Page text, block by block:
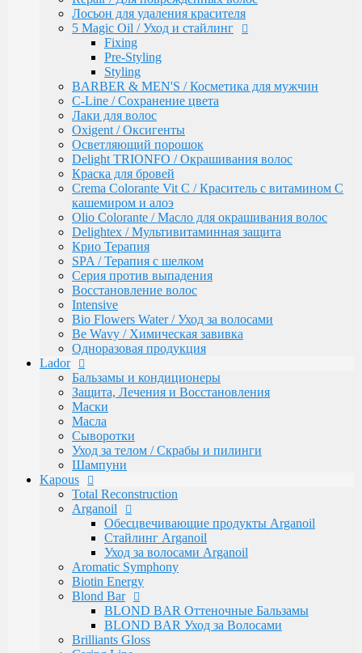
Горячие воски
Гелевый воск в гранулах
Гелевый воски в картриджах
Жирорастворимый Воск в Банке
Жирорастворимый воск в картриджах
Сахарная паста Kapous Professional
Уход до и после депиляции
Kapous Аксессуары и инструменты
Одноразовая продукция Kapous
Брашинги, Расчески, Щетки
Для окрашивания и завивки
Зажимы
Ножницы
Перчатки
Пластмассовые насос-дозаторы
Сумки, саквояжи
Одежда, Фартуки, пеньюары
Фены
Life Color Оттеночные средства
Luxe Care
Macadamia Oil
Magic Keratin
Magic Keratin Стайлинг
Средства для долговременной завивки
Milk Line
Oliva and Avocado
Profilactic
Smooth and Curly
Treatment Лечебная
Ylang Ylang
Окрашивание Kapous
Обесцвечивающие и специальные продукты
Окислительная Эмульсия "ActiOx"
Окрашивание Hyaluronic Acid
Окрашивание Studio
Окрашивание бровей и ресниц
Прямые пигменты Rainbow
Стайлинг Kapous
Уход за волосами HYALURONIC ACID
Уход за волосами PROFESSIONAL
Средства для химической завивки волос
Краски для бровей и ресниц
Лосьон для удаления красителя
5 Magic Oil / Уход и стайлинг
Fixing
Pre-Styling
Styling
BARBER & MEN'S / Косметика для мужчин
C-Line / Сохранение цвета
Лаки для волос
Oxigent / Оксигенты
Осветляющий порошок
Delight TRIONFO / Окрашивания волос
Краска для бровей
Crema Colorante Vit C / Краситель с витамином С
кашемиром и алоэ
Olio Colorante / Масло для окрашивания волос
Delightex / Мультивитаминная защита
Крио Терапия
SPA / Терапия с шелком
Серия против выпадения
Восстановление волос
Intensive
Bio Flowers Water / Уход за волосами
Be Wavy / Химическая завивка
Одноразовая продукция
Lador
Бальзамы и кондиционеры
Защита, Лечения и Восстановления
Маски
Масла
Сыворотки
Уход за телом / Скрабы и пилинги
Шампуни
Kapous
Total Reconstruction
Arganoil
Обесцвечивающие продукты Arganoil
Стайлинг Arganoil
Уход за волосами Arganoil
Aromatic Symphony
Biotin Energy
Blond Bar
BLOND BAR Оттеночные Бальзамы
BLOND BAR Уход за Волосами
Brilliants Gloss